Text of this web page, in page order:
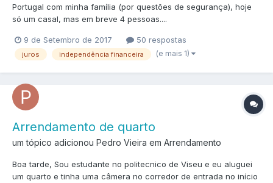
Portugal com minha família (por questões de segurança), hoje
só um casal, mas em breve 4 pessoas....
9 de Setembro de 2017 50 respostas
juros independência financeira (e mais 1)
Arrendamento de quarto
um tópico adicionou Pedro Vieira em Arrendamento
Boa tarde, Sou estudante no politecnico de Viseu e eu aluguei
um quarto e tinha uma câmera no corredor de entrada no início